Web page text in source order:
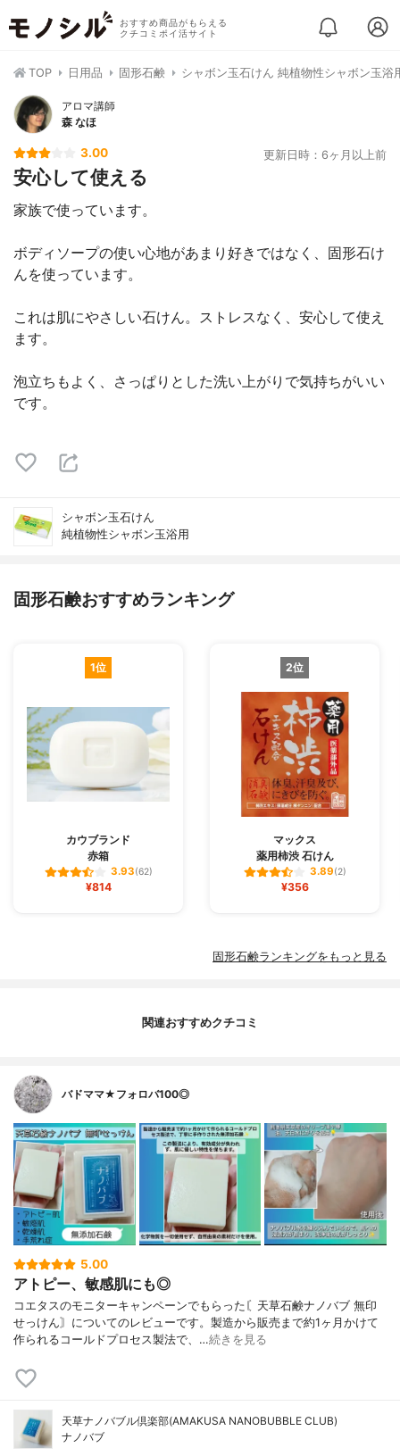
おすすめ商品がもらえる
クチコミポイ活サイト
TOP 日用品 固形石鹸 シャボン玉石けん 純植物性シャボン玉浴
アロマ講師
森 なほ
3.00 更新日時：6ヶ月以上前
安心して使える
家族で使っています。
ボディソープの使い心地があまり好きではなく、固形石け
んを使っています。
これは肌にやさしい石けん。ストレスなく、安心して使え
ます。
泡立ちもよく、さっぱりとした洗い上がりで気持ちがいい
です。
シャボン玉石けん
純植物性シャボン玉浴用
固形石鹸おすすめランキング
1位
カウブランド
赤箱
3.93(62)
¥814
2位
マックス
薬用柿渋 石けん
3.89(2)
¥356
固形石鹸ランキングをもっと見る
関連おすすめクチコミ
バドママ★フォロバ100◎
5.00
アトピー、敏感肌にも◎
コエタスのモニターキャンペーンでもらった〘天草石鹸ナノバブ 無印
せっけん〙についてのレビューです。製造から販売まで約1ヶ月かけて
作られるコールドプロセス製法で、…続きを見る
天草ナノバブル倶楽部(AMAKUSA NANOBUBBLE CLUB)
ナノバブ